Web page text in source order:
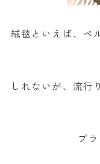
絨毯といえば、ペ
しれないが、流行
プ